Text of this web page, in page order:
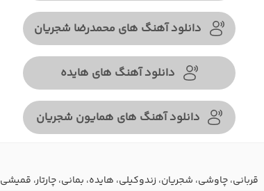
دانلود آهنگ های محمدرضا شجریان
دانلود آهنگ های هایده
دانلود آهنگ های همایون شجریان
قربانی، چاوشی، شجریان، زندوکیلی، هایده، بمانی، چارتار، قمیشی